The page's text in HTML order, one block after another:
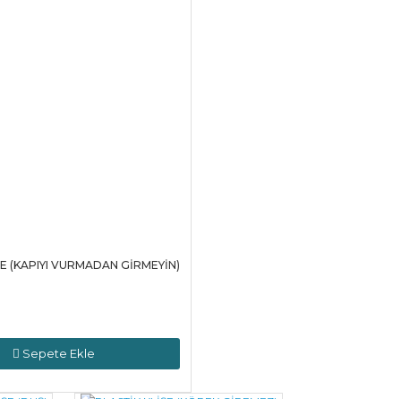
(KAPIYI VURMADAN GİRMEYİN)
Sepete Ekle